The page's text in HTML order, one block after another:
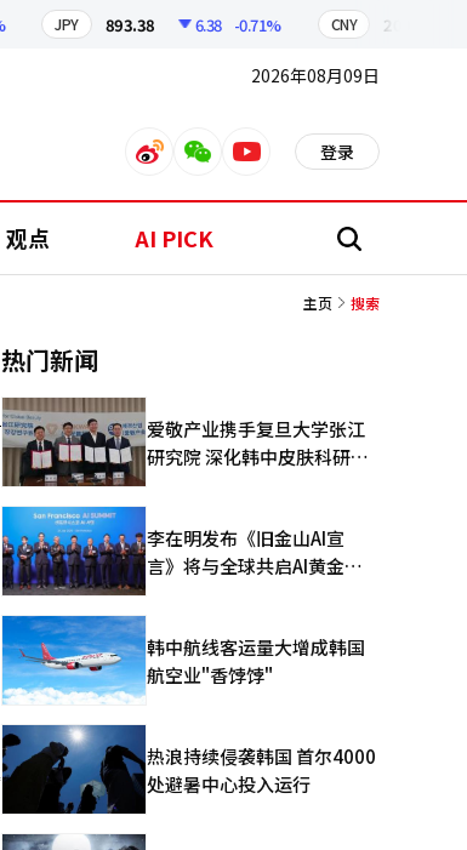
JPY 893.38 6.38 -0.71% CNY 209.17
2026年08月09日
weiboweixinyoutube 登录
观点 AI PICK 搜
主页 搜索
热门新闻
爱敬产业携手复旦大学张江
研究院 深化韩中皮肤科研合
李在明发布《旧金山AI宣
言》将与全球共启AI黄金时
韩中航线客运量大增成韩国
航空业"香饽饽"
热浪持续侵袭韩国 首尔4000
处避暑中心投入运行